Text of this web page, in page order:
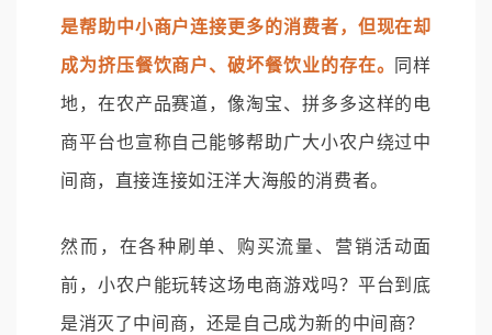
是帮助中小商户连接更多的消费者，但现在却
成为挤压餐饮商户、破坏餐饮业的存在。 同样
地，在农产品赛道，像淘宝、拼多多这样的电
商平台也宣称自己能够帮助广大小农户绕过中
间商，直接连接如汪洋大海般的消费者。
然而，在各种刷单、购买流量、营销活动面
前，小农户能玩转这场电商游戏吗？平台到底
是消灭了中间商，还是自己成为新的中间商？